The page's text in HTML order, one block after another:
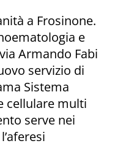
a Frosinone.
e
Armando Fabi
servizio di
Sistema
cellulare multi
serve nei